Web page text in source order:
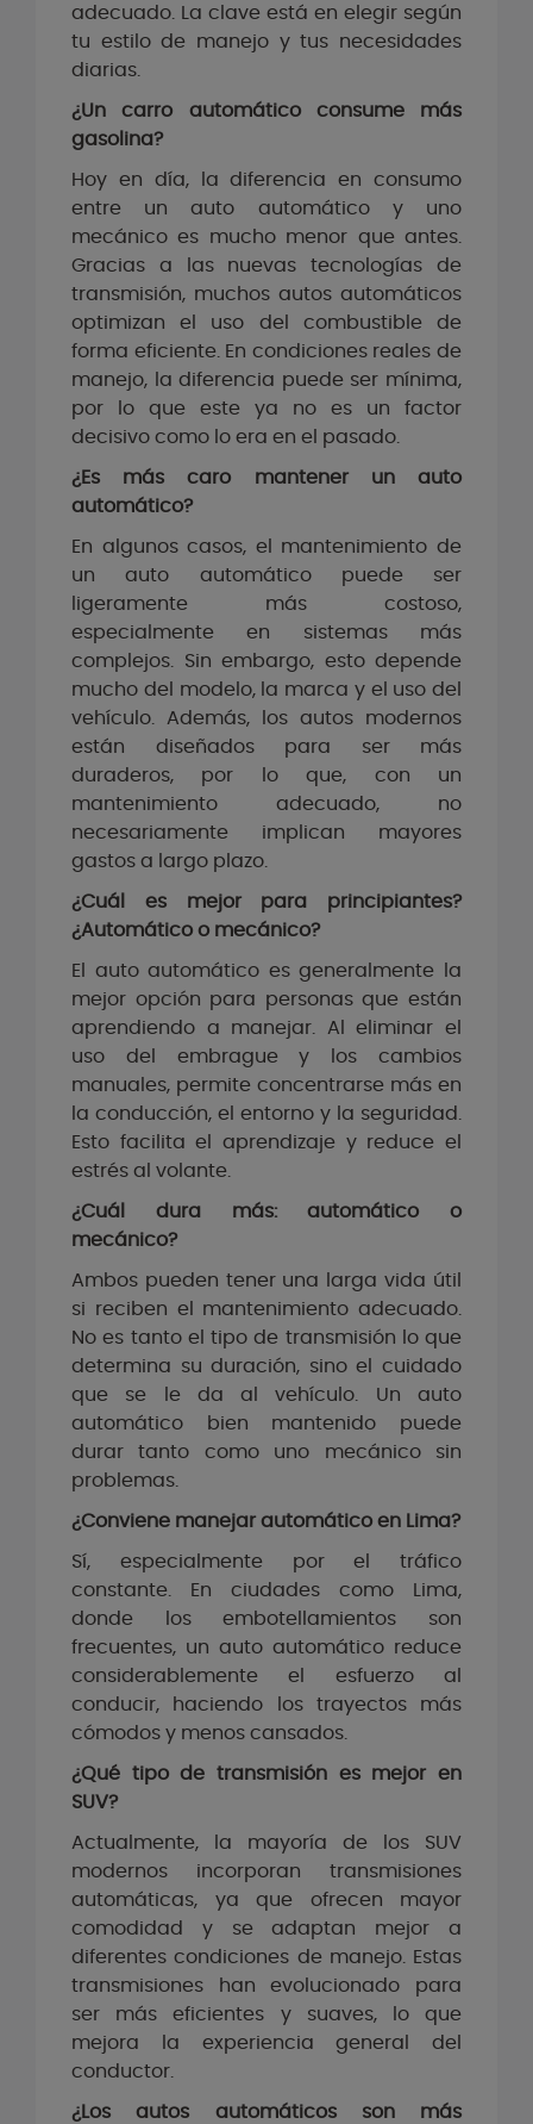
adecuado. La clave está en elegir según
tu estilo de manejo y tus necesidades
diarias.
¿Un carro automático consume más
gasolina?
Hoy en día, la diferencia en consumo
entre un auto automático y uno
mecánico es mucho menor que antes.
Gracias a las nuevas tecnologías de
transmisión, muchos autos automáticos
optimizan el uso del combustible de
forma eficiente. En condiciones reales de
manejo, la diferencia puede ser mínima,
por lo que este ya no es un factor
decisivo como lo era en el pasado.
¿Es más caro mantener un auto
automático?
En algunos casos, el mantenimiento de
un auto automático puede ser
ligeramente más costoso,
especialmente en sistemas más
complejos. Sin embargo, esto depende
mucho del modelo, la marca y el uso del
vehículo. Además, los autos modernos
están diseñados para ser más
duraderos, por lo que, con un
mantenimiento adecuado, no
necesariamente implican mayores
gastos a largo plazo.
¿Cuál es mejor para principiantes?
¿Automático o mecánico?
El auto automático es generalmente la
mejor opción para personas que están
aprendiendo a manejar. Al eliminar el
uso del embrague y los cambios
manuales, permite concentrarse más en
la conducción, el entorno y la seguridad.
Esto facilita el aprendizaje y reduce el
estrés al volante.
¿Cuál dura más: automático o
mecánico?
Ambos pueden tener una larga vida útil
si reciben el mantenimiento adecuado.
No es tanto el tipo de transmisión lo que
determina su duración, sino el cuidado
que se le da al vehículo. Un auto
automático bien mantenido puede
durar tanto como uno mecánico sin
problemas.
¿Conviene manejar automático en Lima?
Sí, especialmente por el tráfico
constante. En ciudades como Lima,
donde los embotellamientos son
frecuentes, un auto automático reduce
considerablemente el esfuerzo al
conducir, haciendo los trayectos más
cómodos y menos cansados.
¿Qué tipo de transmisión es mejor en
SUV?
Actualmente, la mayoría de los SUV
modernos incorporan transmisiones
automáticas, ya que ofrecen mayor
comodidad y se adaptan mejor a
diferentes condiciones de manejo. Estas
transmisiones han evolucionado para
ser más eficientes y suaves, lo que
mejora la experiencia general del
conductor.
¿Los autos automáticos son más